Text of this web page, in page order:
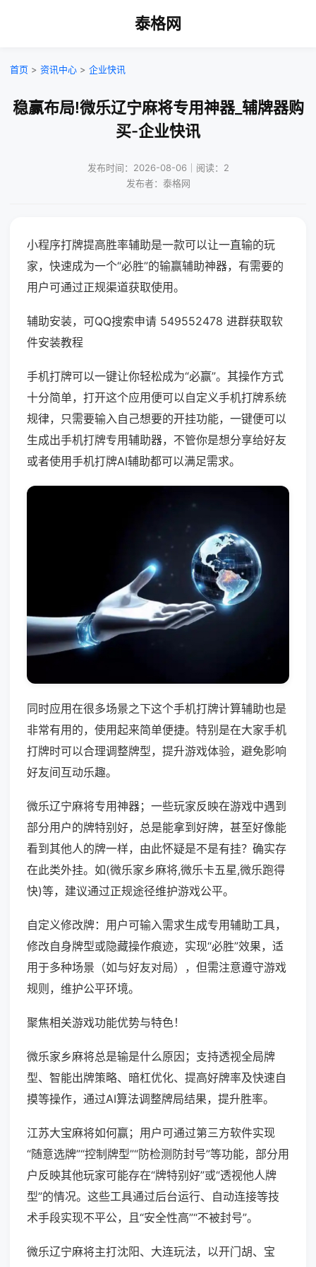
泰格网
首页 > 资讯中心 > 企业快讯
稳赢布局!微乐辽宁麻将专用神器_辅牌器购
买-企业快讯
发布时间：2026-08-06｜阅读：2
发布者：泰格网
小程序打牌提高胜率辅助是一款可以让一直输的玩
家，快速成为一个“必胜”的输赢辅助神器，有需要的
用户可通过正规渠道获取使用。
辅助安装，可QQ搜索申请 549552478 进群获取软
件安装教程
手机打牌可以一键让你轻松成为“必赢”。其操作方式
十分简单，打开这个应用便可以自定义手机打牌系统
规律，只需要输入自己想要的开挂功能，一键便可以
生成出手机打牌专用辅助器，不管你是想分享给好友
或者使用手机打牌AI辅助都可以满足需求。
同时应用在很多场景之下这个手机打牌计算辅助也是
非常有用的，使用起来简单便捷。特别是在大家手机
打牌时可以合理调整牌型，提升游戏体验，避免影响
好友间互动乐趣。
微乐辽宁麻将专用神器；一些玩家反映在游戏中遇到
部分用户的牌特别好，总是能拿到好牌，甚至好像能
看到其他人的牌一样，由此怀疑是不是有挂？确实存
在此类外挂。如(微乐家乡麻将,微乐卡五星,微乐跑得
快)等，建议通过正规途径维护游戏公平。
自定义修改牌：用户可输入需求生成专用辅助工具，
修改自身牌型或隐藏操作痕迹，实现“必胜”效果，适
用于多种场景（如与好友对局），但需注意遵守游戏
规则，维护公平环境。
聚焦相关游戏功能优势与特色！
微乐家乡麻将总是输是什么原因；支持透视全局牌
型、智能出牌策略、暗杠优化、提高好牌率及快速自
摸等操作，通过AI算法调整牌局结果，提升胜率。
江苏大宝麻将如何赢；用户可通过第三方软件实现
“随意选牌”“控制牌型”“防检测防封号”等功能，部分用
户反映其他玩家可能存在“牌特别好”或“透视他人牌
型”的情况。这些工具通过后台运行、自动连接等技
术手段实现不平公，且“安全性高”“不被封号”。
微乐辽宁麻将主打沈阳、大连玩法，以开门胡、宝